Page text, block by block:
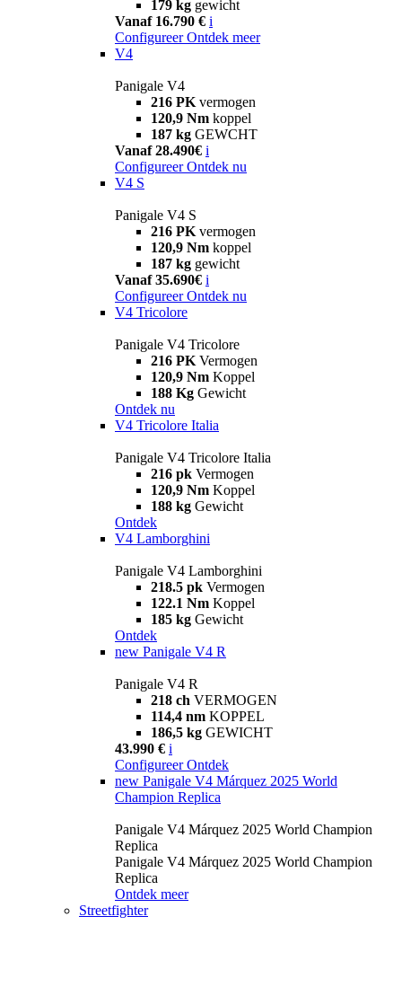
179 kg gewicht
Vanaf 16.790 € i
Configureer Ontdek meer
V4
Panigale V4
216 PK vermogen
120,9 Nm koppel
187 kg GEWCHT
Vanaf 28.490€ i
Configureer Ontdek nu
V4 S
Panigale V4 S
216 PK vermogen
120,9 Nm koppel
187 kg gewicht
Vanaf 35.690€ i
Configureer Ontdek nu
V4 Tricolore
Panigale V4 Tricolore
216 PK Vermogen
120,9 Nm Koppel
188 Kg Gewicht
Ontdek nu
V4 Tricolore Italia
Panigale V4 Tricolore Italia
216 pk Vermogen
120,9 Nm Koppel
188 kg Gewicht
Ontdek
V4 Lamborghini
Panigale V4 Lamborghini
218.5 pk Vermogen
122.1 Nm Koppel
185 kg Gewicht
Ontdek
new Panigale V4 R
Panigale V4 R
218 ch VERMOGEN
114,4 nm KOPPEL
186,5 kg GEWICHT
43.990 € i
Configureer Ontdek
new Panigale V4 Márquez 2025 World
Champion Replica
Panigale V4 Márquez 2025 World Champion
Replica
Panigale V4 Márquez 2025 World Champion
Replica
Ontdek meer
Streetfighter